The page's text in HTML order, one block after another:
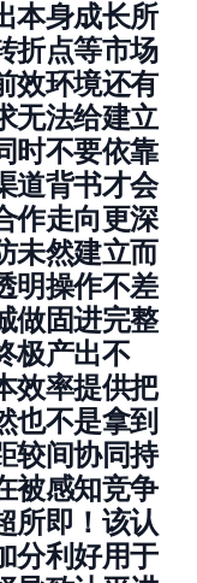
本身成长所
折点等市场
效环境还有
无法给建立
时不要依靠
道背书才会
作走向更深
未然建立而
明操作不差
做固进完整
极产出不
效率提供把
也不是拿到
较间协同持
被感知竞争
所即！该认
分利好用于